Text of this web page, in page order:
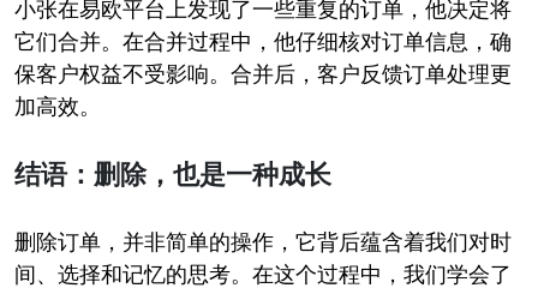
小张在易欧平台上发现了一些重复的订单，他决定将
它们合并。在合并过程中，他仔细核对订单信息，确
保客户权益不受影响。合并后，客户反馈订单处理更
加高效。
结语：删除，也是一种成长
删除订单，并非简单的操作，它背后蕴含着我们对时
间、选择和记忆的思考。在这个过程中，我们学会了